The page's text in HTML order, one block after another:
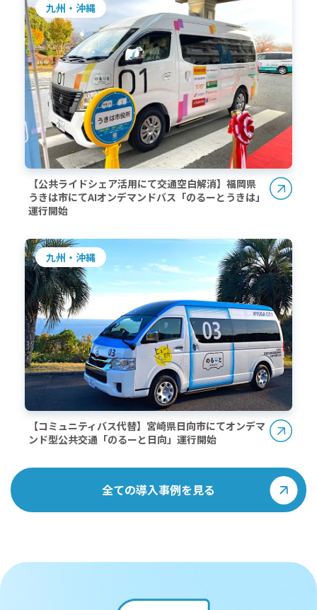
九州・沖縄
【公共ライドシェア活用にて交通空白解消】福岡県
うきは市にてAIオンデマンドバス「のるーとうきは」
運行開始
九州・沖縄
【コミュニティバス代替】宮崎県日向市にてオンデマ
ンド型公共交通「のるーと日向」運行開始
全ての導入事例を見る